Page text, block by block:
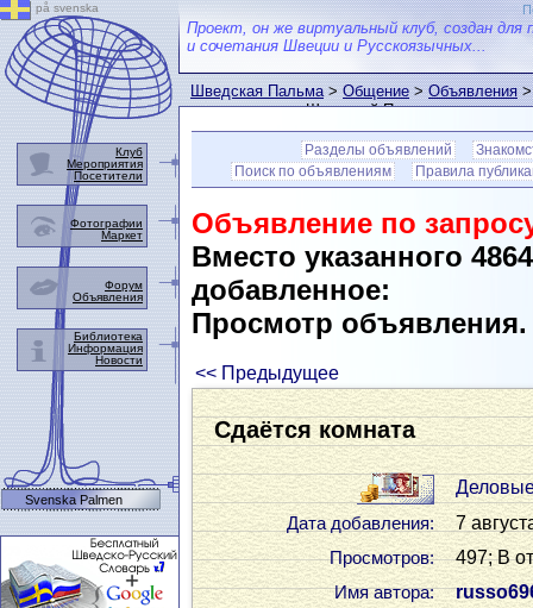
Проект, он же виртуальный клуб, создан для
и сочетания Швеции и Русскоязычных...
Шведская Пальма>Общение>Объявления>
пользователем Шведской Пальмы
Разделы объявлений
Поиск по объявлениям
Правила
Объявление по
Вместо указанного
добавленное:
Просмотр
<< Предыдущее
Сдаётся комната
Дата добавления: 7
Просмотров: 497; В
Имя автора:
på svenska
Клуб
Мероприятия
Посетители
Фотографии
Маркет
Форум
Объявления
Библиотека
Информация
Новости
Svenska Palmen